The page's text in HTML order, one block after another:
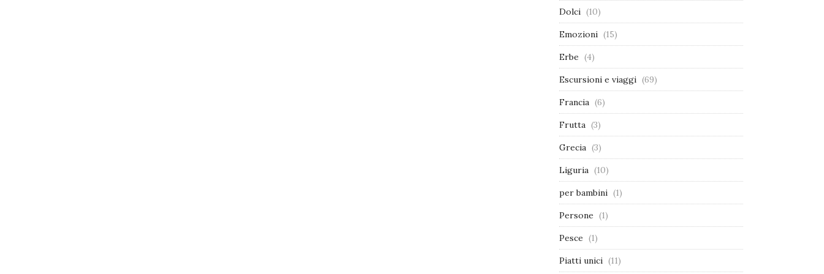
Dolci (10)
Emozioni (15)
Erbe (4)
Escursioni e viaggi (69)
Francia (6)
Frutta (3)
Grecia (3)
Liguria (10)
per bambini (1)
Persone (1)
Pesce (1)
Piatti unici (11)